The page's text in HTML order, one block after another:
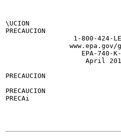
\UCION
PRECAUCION
1-800-424-
www.epa.gov/
EPA-740-
April
PRECAUCION
PRECAUCION
PRECAi